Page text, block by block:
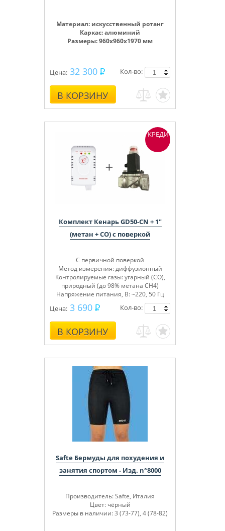
Материал: искусственный ротанг
Каркас: алюминий
Размеры: 960х960х1970 мм
Цена: 32 300
В КОРЗИНУ
Кол-во:
Комплект Кенарь GD50-CN + 1"
(метан + СО) с поверкой
С первичной поверкой
Метод измерения: диффузионный
Контролируемые газы: угарный (СО),
природный (до 98% метана СН4)
Напряжение питания, В: ~220, 50 Гц
Цена: 3 690
В КОРЗИНУ
Кол-во:
КРЕДИТ
Safte Бермуды для похудения и
занятия спортом - Изд. n°8000
Производитель: Safte, Италия
Цвет:чёрный
Размеры в наличии:3 (73-77), 4 (78-82)